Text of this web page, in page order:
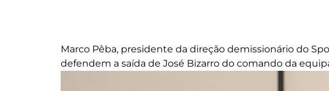
Marco Pêba, presidente da direção demissionário do
defendem a saída de José Bizarro do comando da